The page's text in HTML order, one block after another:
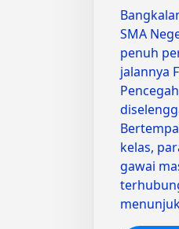
SMA
penuh
jalannya
kelas,
gawai